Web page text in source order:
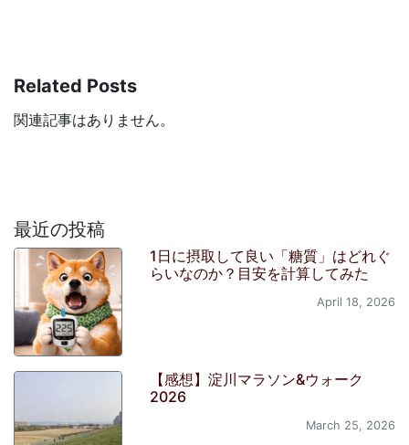
Related Posts
関連記事はありません。
最近の投稿
1日に摂取して良い「糖質」はどれぐ
らいなのか？目安を計算してみた
April 18, 2026
【感想】淀川マラソン&ウォーク
2026
March 25, 2026